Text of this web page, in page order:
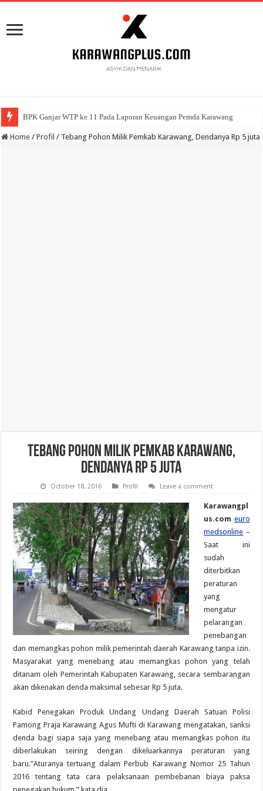
BPK Ganjar WTP ke 11 Pada Laporan Keuangan Pemda Karawang
Home / Profil / Tebang Pohon Milik Pemkab Karawang, Dendanya Rp 5 juta
Tebang Pohon Milik Pemkab Karawang,
Dendanya Rp 5 juta
October 18, 2016 Profil Leave a comment
Karawangpl
us.com euro
medsonline –
Saat ini
sudah
diterbitkan
peraturan
yang
mengatur
pelarangan
penebangan
dan memangkas pohon milik pemerintah daerah Karawang tanpa izin.
Masyarakat yang menebang atau memangkas pohon yang telah
ditanam oleh Pemerintah Kabupaten Karawang, secara sembarangan
akan dikenakan denda maksimal sebesar Rp 5 juta.
Kabid Penegakan Produk Undang Undang Daerah Satuan Polisi
Pamong Praja Karawang Agus Mufti di Karawang mengatakan, sanksi
denda bagi siapa saja yang menebang atau memangkas pohon itu
diberlakukan seiring dengan dikeluarkannya peraturan yang
baru.”Aturanya tertuang dalam Perbub Karawang Nomor 25 Tahun
2016 tentang tata cara pelaksanaan pembebanan biaya paksa